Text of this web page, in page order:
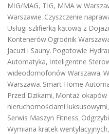
MIG/MAG, TIG, MMA w
Warszawie. Czyszczenie
Usługi szlifierką kątową z
Kontenerów Ogrodnik
Jacuzi i Sauny. Pogotowie
Automatyka, Inteligentne
wideodomofonów Warszawa,
Warszawa. Smart Home
Przed Dzikami, Montaż okapów
nieruchomościami luksusowymi,
Serwis Maszyn Fitness,
Wymiana kratek wentylacyjnych,